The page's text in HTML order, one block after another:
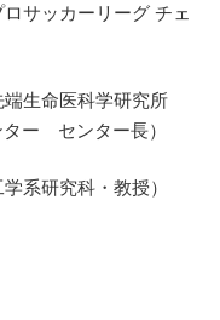
サッカーリーグ チェ
生命医科学研究所
ー センター長）
系研究科・教授）